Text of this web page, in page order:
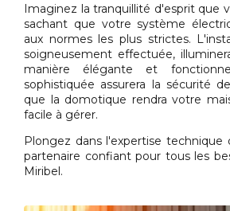
Imaginez la tranquillité d'esprit que
sachant que votre système
aux normes les plus strictes.
soigneusement effectuée,
manière élégante et
sophistiquée assurera la sécurité
que la domotique rendra votre
facile à gérer.
Plongez dans l'expertise technique
partenaire confiant pour tous les
Miribel.